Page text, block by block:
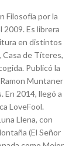
Filosofía por la
Es librera
en distintos
Casa de Títeres,
Publicó la
Muntaner
En 2014, llegó a
LoveFool.
Llena, con
(El Señor